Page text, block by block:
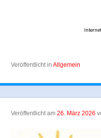
Veröffentlicht in Allgemein
Veröffentlicht am 26. März 2026